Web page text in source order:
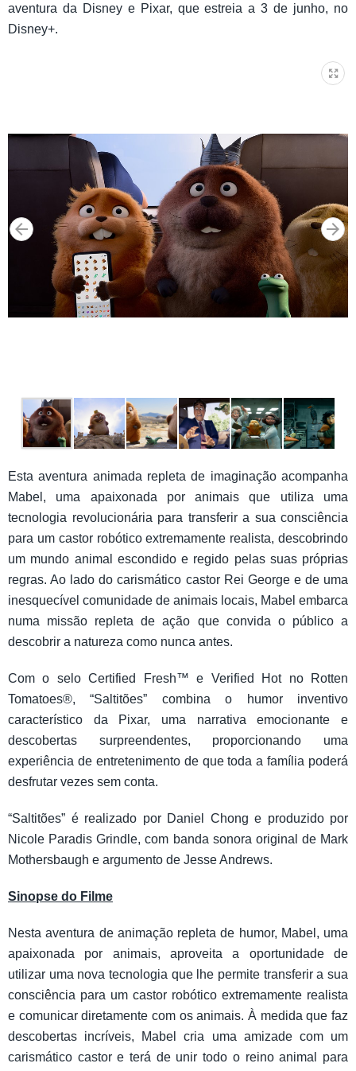
aventura da Disney e Pixar, que estreia a 3 de junho, no
Disney+.
Esta aventura animada repleta de imaginação acompanha
Mabel, uma apaixonada por animais que utiliza uma
tecnologia revolucionária para transferir a sua consciência
para um castor robótico extremamente realista, descobrindo
um mundo animal escondido e regido pelas suas próprias
regras. Ao lado do carismático castor Rei George e de uma
inesquecível comunidade de animais locais, Mabel embarca
numa missão repleta de ação que convida o público a
descobrir a natureza como nunca antes.
Com o selo Certified Fresh™ e Verified Hot no Rotten
Tomatoes®, “Saltitões” combina o humor inventivo
característico da Pixar, uma narrativa emocionante e
descobertas surpreendentes, proporcionando uma
experiência de entretenimento de que toda a família poderá
desfrutar vezes sem conta.
“Saltitões” é realizado por Daniel Chong e produzido por
Nicole Paradis Grindle, com banda sonora original de Mark
Mothersbaugh e argumento de Jesse Andrews.
Sinopse do Filme
Nesta aventura de animação repleta de humor, Mabel, uma
apaixonada por animais, aproveita a oportunidade de
utilizar uma nova tecnologia que lhe permite transferir a sua
consciência para um castor robótico extremamente realista
e comunicar diretamente com os animais. À medida que faz
descobertas incríveis, Mabel cria uma amizade com um
carismático castor e terá de unir todo o reino animal para